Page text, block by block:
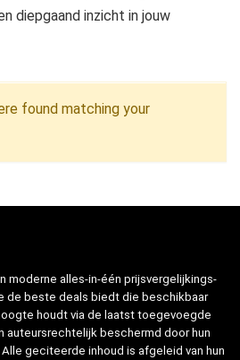
diepgaand inzicht in jouw
found matching your
moderne alles-in-één prijsvergelijkings-
de beste deals biedt die beschikbaar
houdt via de laatst toegevoegde
auteursrechtelijk beschermd door hun
geciteerde inhoud is afgeleid van hun